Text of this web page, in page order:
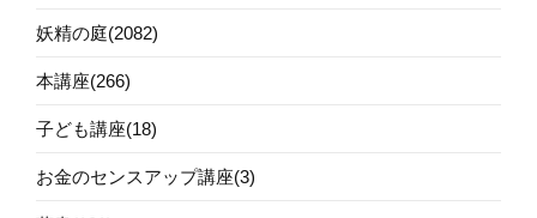
妖精の庭(2082)
本講座(266)
子ども講座(18)
お金のセンスアップ講座(3)